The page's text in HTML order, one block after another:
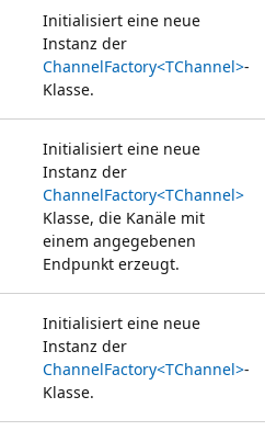
Initialisiert eine neue
Instanz der
ChannelFactory<TChannel>-
Klasse.
Initialisiert eine neue
Instanz der
ChannelFactory<TChannel>
Klasse, die Kanäle mit
einem angegebenen
Endpunkt erzeugt.
Initialisiert eine neue
Instanz der
ChannelFactory<TChannel>-
Klasse.